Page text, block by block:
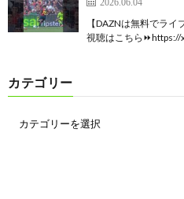
【DAZNは無料でライ
視聴はこちら
カテゴリー